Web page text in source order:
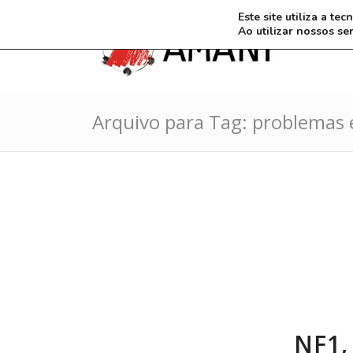
Arquivo para Tag: problemas
Este site utiliza a
Ao utilizar nossos